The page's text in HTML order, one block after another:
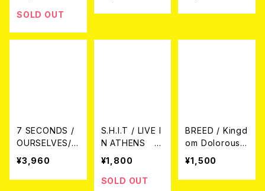
VENGE (国内盤
SOLD OUT
7 SECONDS /
OURSELVES//
SOULFORCE R
EVOLUTION 2
CD (DELUXE D
¥3,960
S.H.I.T / LIVE I
N ATHENS
CD
¥1,800
SOLD OUT
BREED / Kingd
om Dolorous
CD
¥1,500